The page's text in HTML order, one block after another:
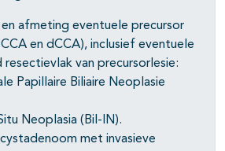
afmeting eventuele precursor
en dCCA), inclusief eventuele
van precursorlesie:
Papillaire Biliaire Neoplasie
Neoplasia (Bil-IN).
cystadenoom met invasieve